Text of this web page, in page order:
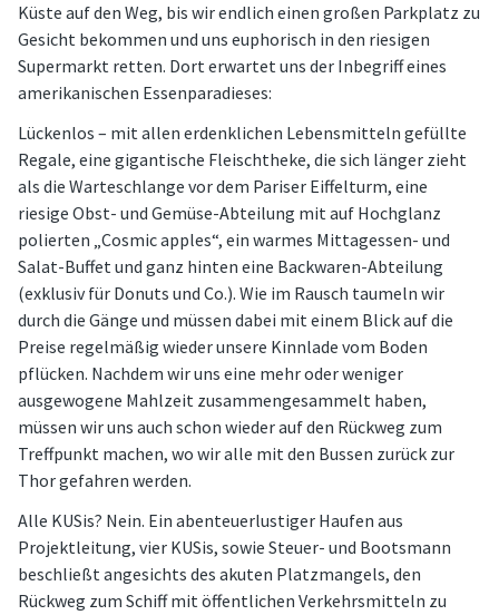
Küste auf den Weg, bis wir endlich einen großen Parkplatz zu
Gesicht bekommen und uns euphorisch in den riesigen
Supermarkt retten. Dort erwartet uns der Inbegriff eines
amerikanischen Essenparadieses:
Lückenlos – mit allen erdenklichen Lebensmitteln gefüllte
Regale, eine gigantische Fleischtheke, die sich länger zieht
als die Warteschlange vor dem Pariser Eiffelturm, eine
riesige Obst- und Gemüse-Abteilung mit auf Hochglanz
polierten „Cosmic apples“, ein warmes Mittagessen- und
Salat-Buffet und ganz hinten eine Backwaren-Abteilung
(exklusiv für Donuts und Co.). Wie im Rausch taumeln wir
durch die Gänge und müssen dabei mit einem Blick auf die
Preise regelmäßig wieder unsere Kinnlade vom Boden
pflücken. Nachdem wir uns eine mehr oder weniger
ausgewogene Mahlzeit zusammengesammelt haben,
müssen wir uns auch schon wieder auf den Rückweg zum
Treffpunkt machen, wo wir alle mit den Bussen zurück zur
Thor gefahren werden.
Alle KUSis? Nein. Ein abenteuerlustiger Haufen aus
Projektleitung, vier KUSis, sowie Steuer- und Bootsmann
beschließt angesichts des akuten Platzmangels, den
Rückweg zum Schiff mit öffentlichen Verkehrsmitteln zu